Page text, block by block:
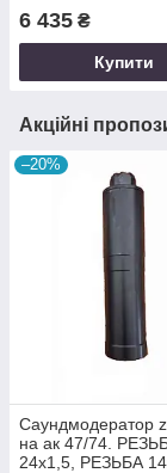
6 435 ₴
Купити
Акційні
–20%
Саундмодератор
на ак 47/74.
24х1,5, РЕЗЬБА